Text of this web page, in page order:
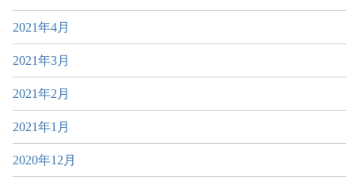
2021年4月
2021年3月
2021年2月
2021年1月
2020年12月